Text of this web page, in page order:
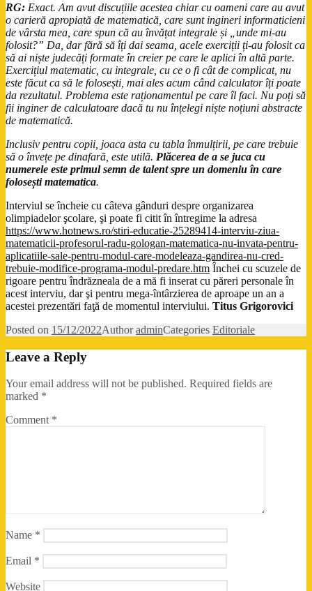
RG: Exact. Am avut discuțiile acestea chiar cu oameni care au avut
o carieră apropiată de matematică, care sunt ingineri informaticieni
de vârsta mea, care spun că au învățat integrale și „unde mi-au
folosit?” Da, dar fără să îți dai seama, acele exerciții ți-au folosit ca
să ai niște judecăți formate în creier pe care le aplici în altă parte.
Exercițiul matematic, cu integrale, cu ce o fi cât de complicat, nu
este făcut ca să le folosești, mai ales acum când calculator îți poate
da rezultatul. Problema este raționamentul pe care îl faci. Nu poți să
fii inginer de calculatoare dacă tu nu înțelegi niște noțiuni abstracte
de matematică.
Inclusiv pentru copii, joaca asta cu tabla înmulțirii, pe care trebuie
să o învețe pe dinafară, este utilă. Plăcerea de a se juca cu
numerele este primul semn de talent spre un domeniu în care
folosești matematica.
Interviul se încheie cu câteva gânduri despre organizarea
olimpiadelor şcolare, şi poate fi citit în întregime la adresa
https://www.hotnews.ro/stiri-educatie-25289414-interviu-ziua-
matematicii-profesorul-radu-gologan-matematica-nu-invata-pentru-
aplicatiile-sale-pentru-modul-care-modeleaza-gandirea-nu-cred-
trebuie-modifice-programa-modul-predare.htm Închei cu scuzele de
rigoare pentru îndrăzneala de a mă fi inserat cu păreri personale în
acest interviu, dar şi pentru mega-întârzierea de aproape un an a
acestei prezentări faţă de momentul interviului. Titus Grigorovici
Posted on 15/12/2022AuthoradminCategories Editoriale
Leave a Reply
Your email address will not be published. Required fields are
marked *
Comment *
Name *
Email *
Website